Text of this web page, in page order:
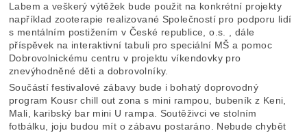
Labem a veškerý výtěžek bude použit na konkrétní projekty
například zooterapie realizované Společností pro podporu lidí
s mentálním postižením v České republice, o.s. , dále
příspěvek na interaktivní tabuli pro speciální MŠ a pomoc
Dobrovolnickému centru v projektu víkendovky pro
znevýhodněné děti a dobrovolníky.
Součástí festivalové zábavy bude i bohatý doprovodný
program Kousr chill out zona s mini rampou, bubeník z Keni,
Mali, karibský bar mini U rampa. Soutěživci ve stolním
fotbálku, joju budou mít o zábavu postaráno. Nebude chybět